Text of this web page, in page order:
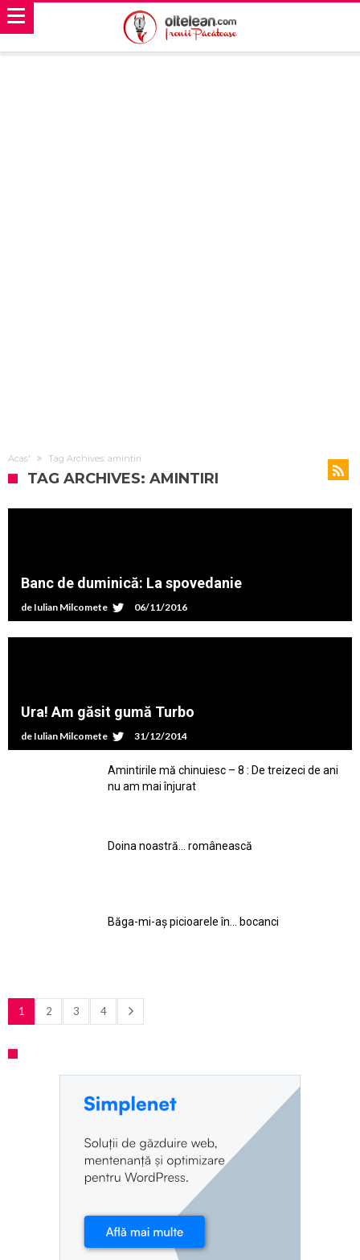
Acas' Tag Archives: amintiri
TAG ARCHIVES: AMINTIRI
Banc de duminică: La spovedanie
de Iulian Milcomete 06/11/2016
Ura! Am găsit gumă Turbo
de Iulian Milcomete 31/12/2014
Amintirile mă chinuiesc – 8 : De treizeci de ani
nu am mai înjurat
Doina noastră… românească
Băga-mi-aș picioarele în… bocanci
1 2 3 4